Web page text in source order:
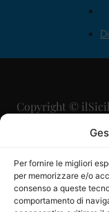
Per fornire le migliori
per memorizzare e/o
consenso a queste
comportamento di
Copyright ©
Direttore